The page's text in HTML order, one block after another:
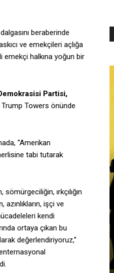
beraberinde
ve emekçileri açlığa
halkına yoğun bir
Partisi,
Trump Towers önünde
“Amerikan
tabi tutarak
sömürgeciliğin, ırkçılığın
işçi ve
kendi
ortaya çıkan bu
değerlendiriyoruz,”